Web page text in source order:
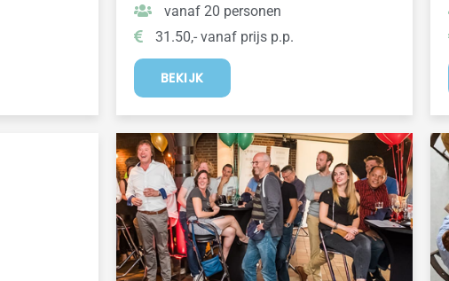
vanaf 20 personen
31.50,- vanaf prijs p.p.
BEKIJK